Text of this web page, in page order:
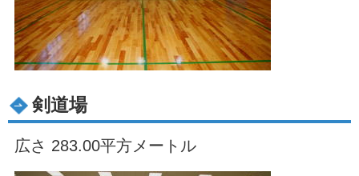
剣道場
広さ 283.00平方メートル